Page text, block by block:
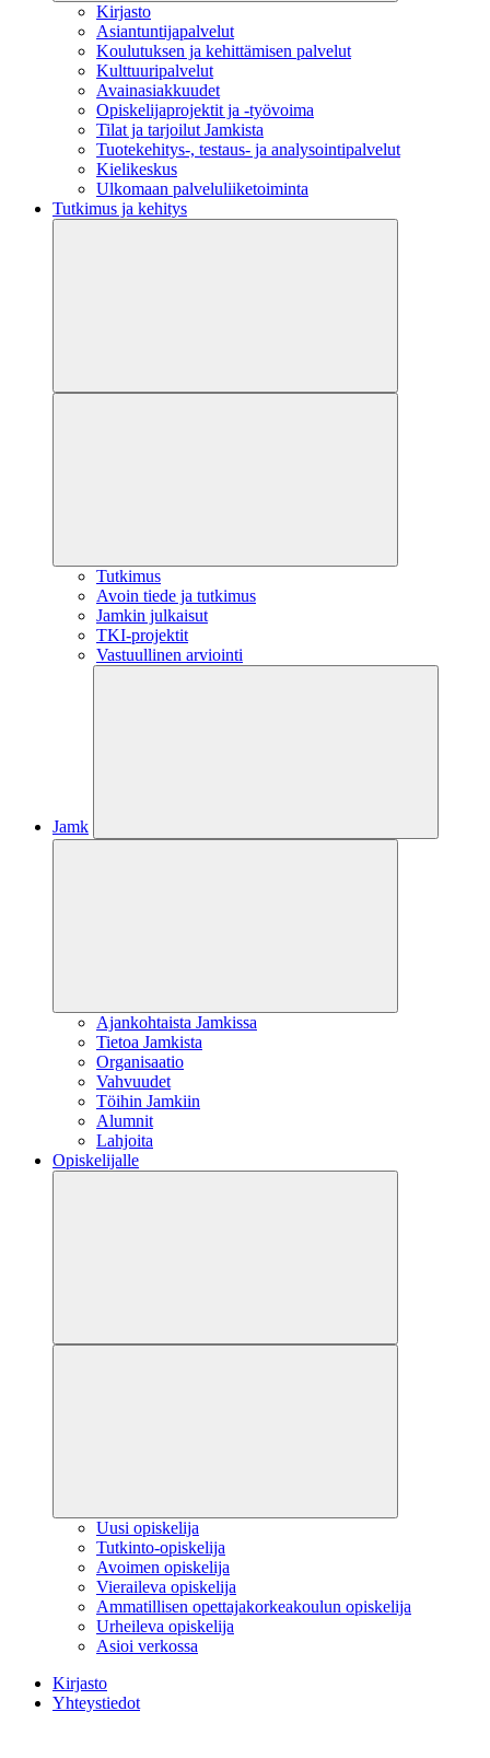
Kirjasto
Asiantuntijapalvelut
Koulutuksen ja kehittämisen palvelut
Kulttuuripalvelut
Avainasiakkuudet
Opiskelijaprojektit​ ja -työvoima
Tilat ja tarjoilut Jamkista
Tuotekehitys-, testaus- ja analysointipalvelut
Kielikeskus
Ulkomaan palveluliiketoiminta
Tutkimus ja kehitys
Tutkimus
Avoin tiede ja tutkimus
Jamkin julkaisut
TKI-projektit
Vastuullinen arviointi
Jamk
Ajankohtaista Jamkissa
Tietoa Jamkista
Organisaatio
Vahvuudet
Töihin Jamkiin
Alumnit
Lahjoita
Opiskelijalle
Uusi opiskelija
Tutkinto-opiskelija
Avoimen opiskelija
Vieraileva opiskelija
Ammatillisen opettajakorkeakoulun opiskelija
Urheileva opiskelija
Asioi verkossa
Kirjasto
Yhteystiedot